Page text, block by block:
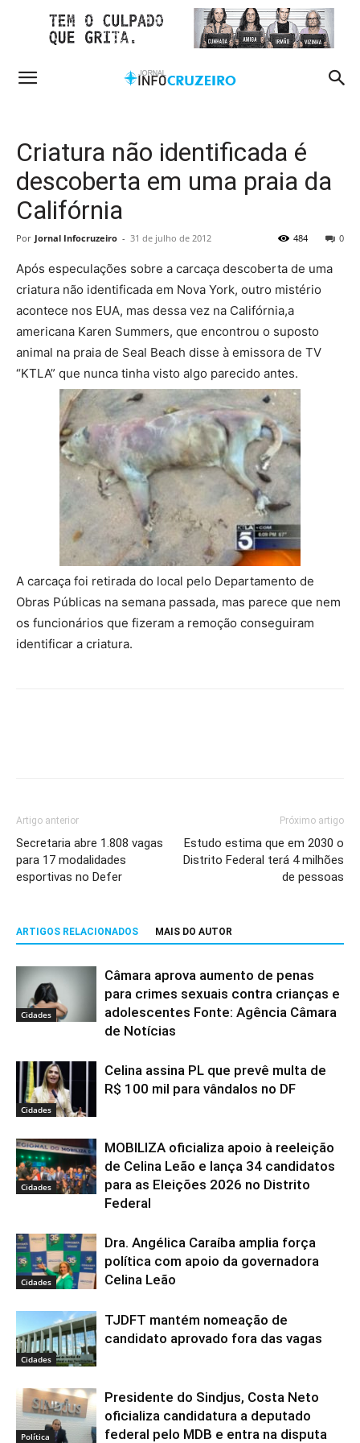
Criatura não identificada é
descoberta em uma praia da
Califórnia
Por Jornal Infocruzeiro - 31 de julho de 2012 0
484
Após especulações sobre a carcaça descoberta de uma
criatura não identificada em Nova York, outro mistério
acontece nos EUA, mas dessa vez na Califórnia,a
americana Karen Summers, que encontrou o suposto
animal na praia de Seal Beach disse à emissora de TV
“KTLA” que nunca tinha visto algo parecido antes.
A carcaça foi retirada do local pelo Departamento de
Obras Públicas na semana passada, mas parece que nem
os funcionários que fizeram a remoção conseguiram
identificar a criatura.
Artigo anterior
Secretaria abre 1.808 vagas
para 17 modalidades
esportivas no Defer
Próximo artigo
Estudo estima que em 2030 o
Distrito Federal terá 4 milhões
de pessoas
ARTIGOS RELACIONADOS MAIS DO AUTOR
Cidades
Câmara aprova aumento de penas
para crimes sexuais contra crianças e
adolescentes Fonte: Agência Câmara
de Notícias
Cidades
Celina assina PL que prevê multa de
R$ 100 mil para vândalos no DF
Cidades
MOBILIZA oficializa apoio à reeleição
de Celina Leão e lança 34 candidatos
para as Eleições 2026 no Distrito
Federal
Cidades
Dra. Angélica Caraíba amplia força
política com apoio da governadora
Celina Leão
Cidades
TJDFT mantém nomeação de
candidato aprovado fora das vagas
Política
Presidente do Sindjus, Costa Neto
oficializa candidatura a deputado
federal pelo MDB e entra na disputa